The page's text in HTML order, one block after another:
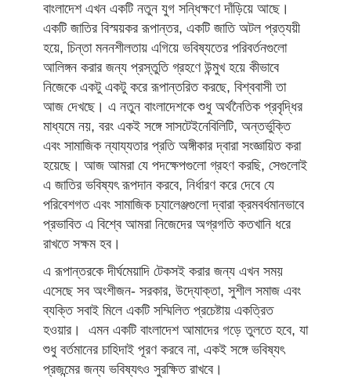
বাংলাদেশ এখন একটি নতুন যুগ সন্ধিক্ষণে দাঁড়িয়ে আছে।
একটি জাতির বিস্ময়কর রূপান্তর, একটি জাতি অটল প্রত্যয়ী
হয়ে, চিন্তা মননশীলতায় এগিয়ে ভবিষ্যতের পরিবর্তনগুলো
আলিঙ্গন করার জন্য প্রস্তুতি গ্রহণে উন্মুখ হয়ে কীভাবে
নিজেকে একটু একটু করে রূপান্তরিত করছে, বিশ্ববাসী তা
আজ দেখছে। এ নতুন বাংলাদেশকে শুধু অর্থনৈতিক প্রবৃদ্ধির
মাধ্যমে নয়, বরং একই সঙ্গে সাসটেইনেবিলিটি, অন্তর্ভুক্তি
এবং সামাজিক ন্যায্যতার প্রতি অঙ্গীকার দ্বারা সংজ্ঞায়িত করা
হয়েছে। আজ আমরা যে পদক্ষেপগুলো গ্রহণ করছি, সেগুলোই
এ জাতির ভবিষ্যৎ রূপদান করবে, নির্ধারণ করে দেবে যে
পরিবেশগত এবং সামাজিক চ্যালেঞ্জগুলো দ্বারা ক্রমবর্ধমানভাবে
প্রভাবিত এ বিশ্বে আমরা নিজেদের অগ্রগতি কতখানি ধরে
রাখতে সক্ষম হব।
এ রূপান্তরকে দীর্ঘমেয়াদি টেকসই করার জন্য এখন সময়
এসেছে সব অংশীজন- সরকার, উদ্যোক্তা, সুশীল সমাজ এবং
ব্যক্তি সবাই মিলে একটি সম্মিলিত প্রচেষ্টায় একত্রিত
হওয়ার। এমন একটি বাংলাদেশ আমাদের গড়ে তুলতে হবে, যা
শুধু বর্তমানের চাহিদাই পূরণ করবে না, একই সঙ্গে ভবিষ্যৎ
প্রজন্মের জন্য ভবিষ্যৎও সুরক্ষিত রাখবে।